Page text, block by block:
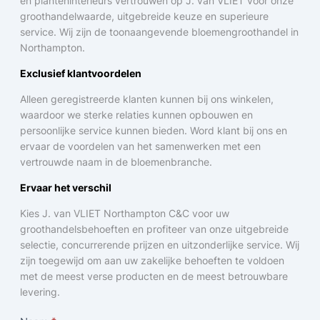
groothandelwaarde, uitgebreide keuze en superieure
service. Wij zijn de toonaangevende bloemengroothandel in
Northampton.
Exclusief klantvoordelen
Alleen geregistreerde klanten kunnen bij ons winkelen,
waardoor we sterke relaties kunnen opbouwen en
persoonlijke service kunnen bieden. Word klant bij ons en
ervaar de voordelen van het samenwerken met een
vertrouwde naam in de bloemenbranche.
Ervaar het verschil
Kies J. van VLIET Northampton C&C voor uw
groothandelsbehoeften en profiteer van onze uitgebreide
selectie, concurrerende prijzen en uitzonderlijke service. Wij
zijn toegewijd om aan uw zakelijke behoeften te voldoen
met de meest verse producten en de meest betrouwbare
levering.